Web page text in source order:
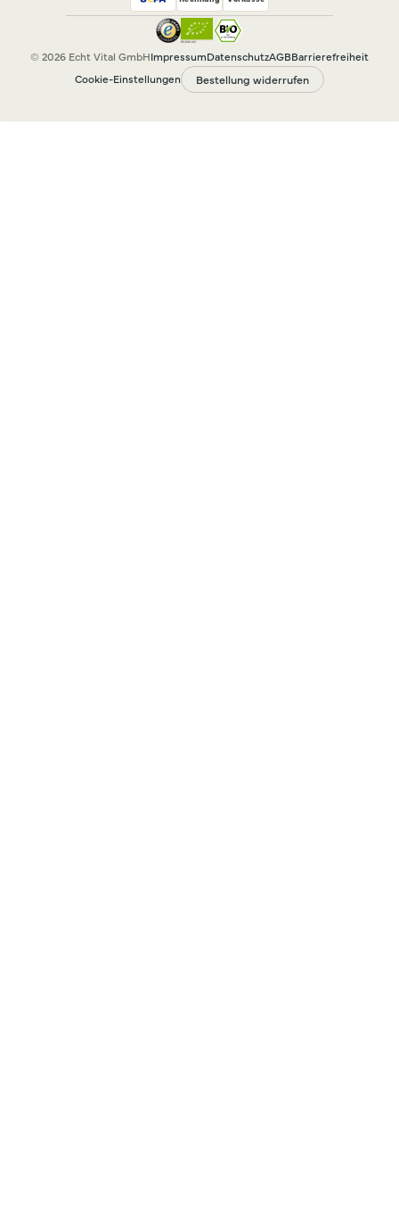
© 2026 Echt Vital GmbHImpressumDatenschutzAGBBarrierefreiheit
Cookie-Einstellungen
Bestellung widerrufen